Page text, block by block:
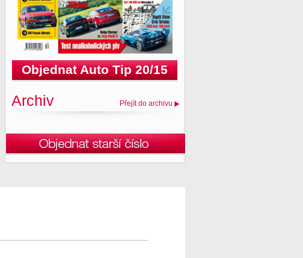
Objednat Auto Tip 20/15
Archiv Přejít do archivu